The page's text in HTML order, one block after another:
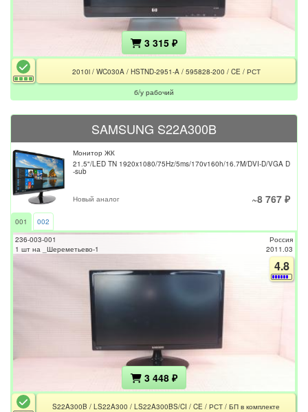
3 315 ₽
2010i / WC030A / HSTND-2951-A / 595828-200 / CE / РСТ
б/у рабочий
SAMSUNG S22A300B
Монитор ЖК
21.5"/LED TN 1920x1080/75Hz/5ms/170v160h/16.7M/DVI-D/VGA D
-sub
Новый аналог ~8 767 ₽
001
002
236-003-001
1 шт на _Шереметьево-1
Россия
2011.03
4.8
3 448 ₽
S22A300B / LS22A300 / LS22A300BS/CI / CE / РСТ / БП в комплекте